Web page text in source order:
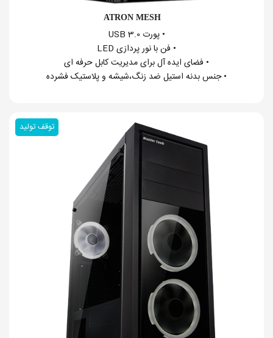
ATRON MESH
• پورت USB 3.0
• فن با نور پردازی LED
• فضای ایده آل برای مدیریت کابل حرفه ای
• جنس بدنه استیل ضد زنگ،شیشه و پلاستیک فشرده
توقف تولید